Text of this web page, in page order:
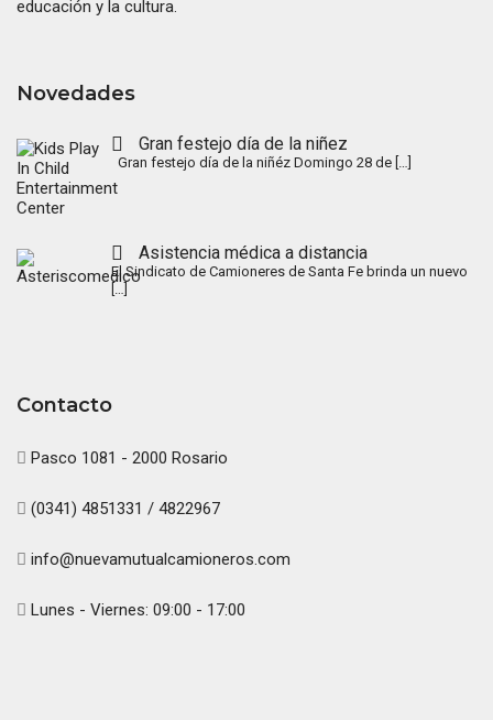
educación y la cultura.
Novedades
Gran festejo día de la niñez
Gran festejo día de la niñéz Domingo 28 de […]
Asistencia médica a distancia
El Sindicato de Camioneres de Santa Fe brinda un nuevo
[…]
Contacto
Pasco 1081 - 2000 Rosario
(0341) 4851331 / 4822967
info@nuevamutualcamioneros.com
Lunes - Viernes: 09:00 - 17:00